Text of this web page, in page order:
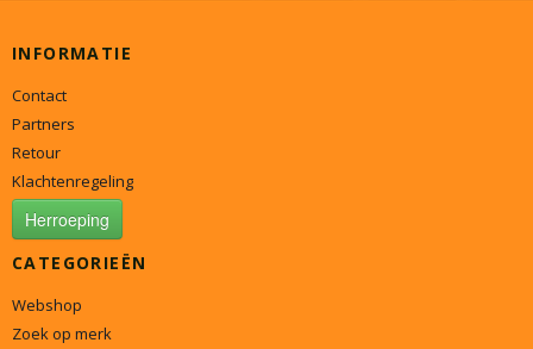
INFORMATIE
Contact
Partners
Retour
Klachtenregeling
Herroeping
CATEGORIEËN
Webshop
Zoek op merk